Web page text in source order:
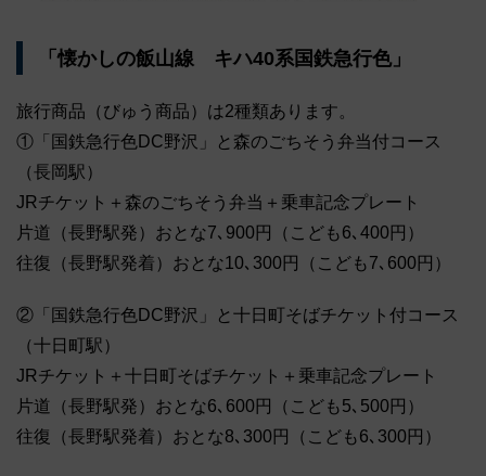
「懐かしの飯山線 キハ40系国鉄急行色」
旅行商品（びゅう商品）は2種類あります。
①「国鉄急行色DC野沢」と森のごちそう弁当付コース
（長岡駅）
JRチケット＋森のごちそう弁当＋乗車記念プレート
片道（長野駅発）おとな7､900円（こども6､400円）
往復（長野駅発着）おとな10､300円（こども7､600円）
②「国鉄急行色DC野沢」と十日町そばチケット付コース
（十日町駅）
JRチケット＋十日町そばチケット＋乗車記念プレート
片道（長野駅発）おとな6､600円（こども5､500円）
往復（長野駅発着）おとな8､300円（こども6､300円）